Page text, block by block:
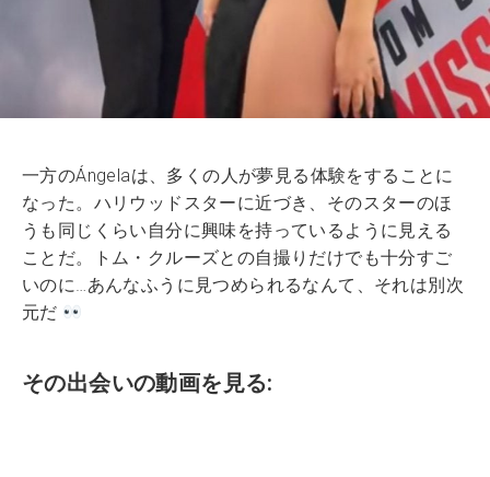
一方のÁngelaは、多くの人が夢見る体験をすることに
なった。ハリウッドスターに近づき、そのスターのほ
うも同じくらい自分に興味を持っているように見える
ことだ。トム・クルーズとの自撮りだけでも十分すご
いのに…あんなふうに見つめられるなんて、それは別次
元だ
その出会いの動画を見る: